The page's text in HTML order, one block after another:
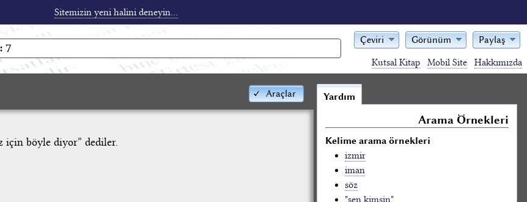
Sitemizin yeni halini deneyin...
Çeviri Görünüm Paylaş
Kutsal Kitap Mobil Site Hakkımızda
Araçlar
için böyle diyor” dediler.
Yardım
Arama Örnekleri
Kelime arama örnekleri
izmir
iman
söz
"sen kimsin"